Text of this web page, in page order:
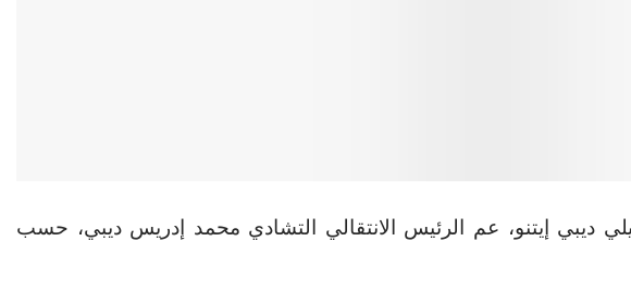
ديبي إيتنو، عم الرئيس الانتقالي التشادي محمد إدريس ديبي، حسب